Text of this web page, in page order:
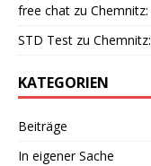
free chat zu
STD Test zu
KATEGORIEN
Beiträge
In eigener Sache